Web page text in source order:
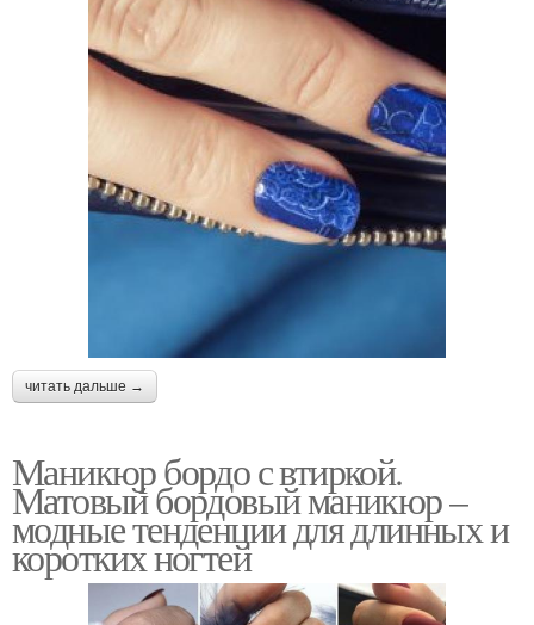
читать дальше →
Маникюр бордо с втиркой.
Матовый бордовый маникюр –
модные тенденции для длинных и
коротких ногтей